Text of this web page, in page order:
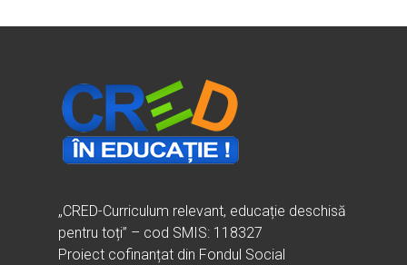
„CRED-Curriculum relevant, educație deschisă
pentru toți” – cod SMIS: 118327
Proiect cofinanțat din Fondul Social